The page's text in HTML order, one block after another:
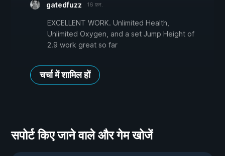
gatedfuzz 16 फ़र.
EXCELLENT WORK. Unlimited Health,
Unlimited Oxygen, and a set Jump Height of
2.9 work great so far
चर्चा में शामिल हों
सपोर्ट किए जाने वाले और गेम खोजें